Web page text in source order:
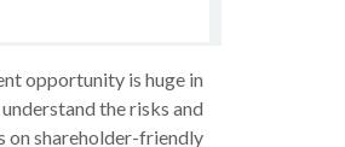
opportunity is huge in
the risks and
on shareholder-friendly